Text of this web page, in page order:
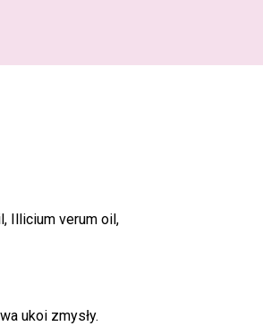
Illicium verum oil,
ukoi zmysły.